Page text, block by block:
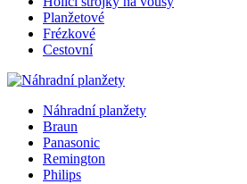
Planžetové
Frézkové
Cestovní
Náhradní planžety
Braun
Panasonic
Remington
Philips